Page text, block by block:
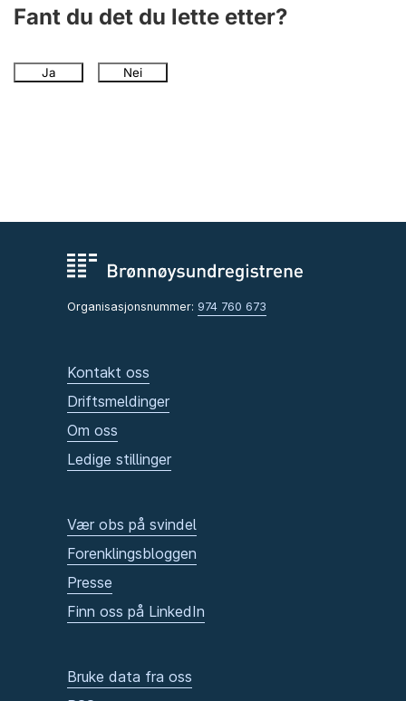
Fant du det du lette etter?
Ja Nei
Organisasjonsnummer: 974 760 673
Kontakt oss
Driftsmeldinger
Om oss
Ledige stillinger
Vær obs på svindel
Forenklingsbloggen
Presse
Finn oss på LinkedIn
Bruke data fra oss